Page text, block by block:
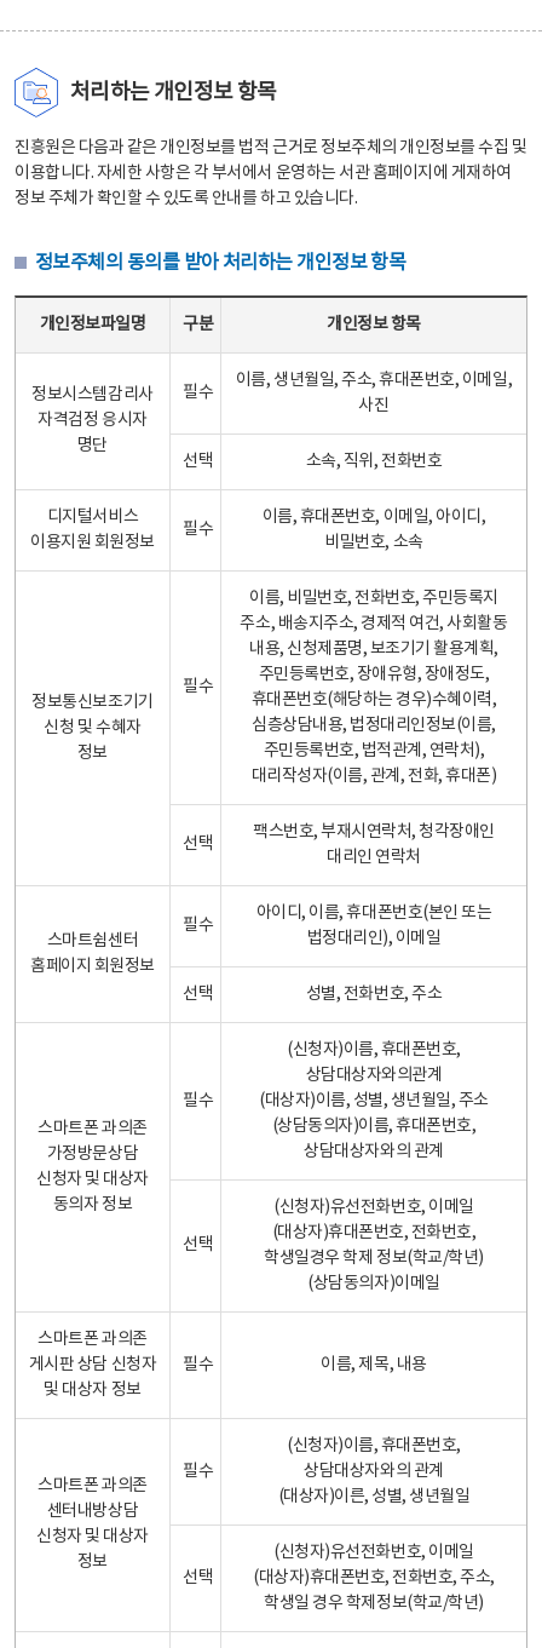
처리하는 개인정보 항목
진흥원은 다음과 같은 개인정보를 법적 근거로 정보주체의 개인정보를 수집 및
이용합니다. 자세한 사항은 각 부서에서 운영하는 서관 홈페이지에 게재하여
정보 주체가 확인할 수 있도록 안내를 하고 있습니다.
정보주체의 동의를 받아 처리하는 개인정보 항목
개인정보파일명 구분 개인정보 항목
정보시스템감리사
자격검정 응시자
명단
필수
이름, 생년월일, 주소, 휴대폰번호, 이메일,
사진
선택 소속, 직위, 전화번호
디지털서비스
이용지원 회원정보
필수
이름, 휴대폰번호, 이메일, 아이디,
비밀번호, 소속
정보통신보조기기
신청 및 수혜자
정보
필수
이름, 비밀번호, 전화번호, 주민등록지
주소, 배송지주소, 경제적 여건, 사회활동
내용, 신청제품명, 보조기기 활용계획,
주민등록번호, 장애유형, 장애정도,
휴대폰번호(해당하는 경우)수혜이력,
심층상담내용, 법정대리인정보(이름,
주민등록번호, 법적관계, 연락처),
대리작성자(이름, 관계, 전화, 휴대폰)
선택
팩스번호, 부재시연락처, 청각장애인
대리인 연락처
스마트쉼센터
홈페이지 회원정보
필수
아이디, 이름, 휴대폰번호(본인 또는
법정대리인), 이메일
선택 성별, 전화번호, 주소
스마트폰 과의존
가정방문상담
신청자 및 대상자
동의자 정보
필수
(신청자)이름, 휴대폰번호,
상담대상자와의관계
(대상자)이름, 성별, 생년월일, 주소
(상담동의자)이름, 휴대폰번호,
상담대상자와의 관계
선택
(신청자)유선전화번호, 이메일
(대상자)휴대폰번호, 전화번호,
학생일경우 학제 정보(학교/학년)
(상담동의자)이메일
스마트폰 과의존
게시판 상담 신청자
및 대상자 정보
필수 이름, 제목, 내용
스마트폰 과의존
센터내방상담
신청자 및 대상자
정보
필수
(신청자)이름, 휴대폰번호,
상담대상자와의 관계
(대상자)이른, 성별, 생년월일
선택
(신청자)유선전화번호, 이메일
(대상자)휴대폰번호, 전화번호, 주소,
학생일 경우 학제정보(학교/학년)